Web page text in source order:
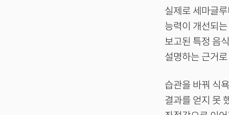
실제로 세마글
능력이 개선되
보고된 특정 음
설명하는 근거
습관을 바꿔 식
결과를 얻지 못